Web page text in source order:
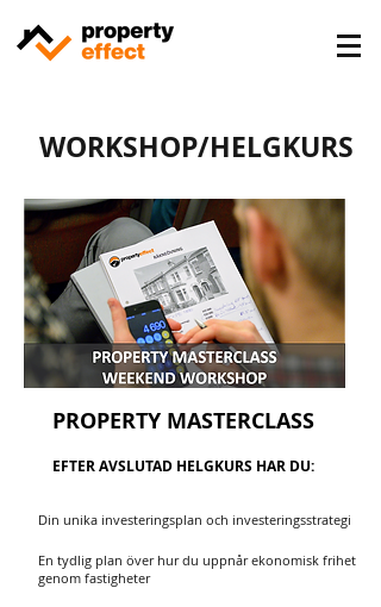
WORKSHOP/HELGKURS
PROPERTY MASTERCLASS
EFTER AVSLUTAD HELGKURS HAR DU:
Din unika investeringsplan och investeringsstrategi
En tydlig plan över hur du uppnår ekonomisk frihet
genom fastigheter